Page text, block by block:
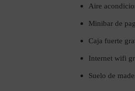
Aire
Minibar de
Caja fuerte
Internet wifi
Suelo de